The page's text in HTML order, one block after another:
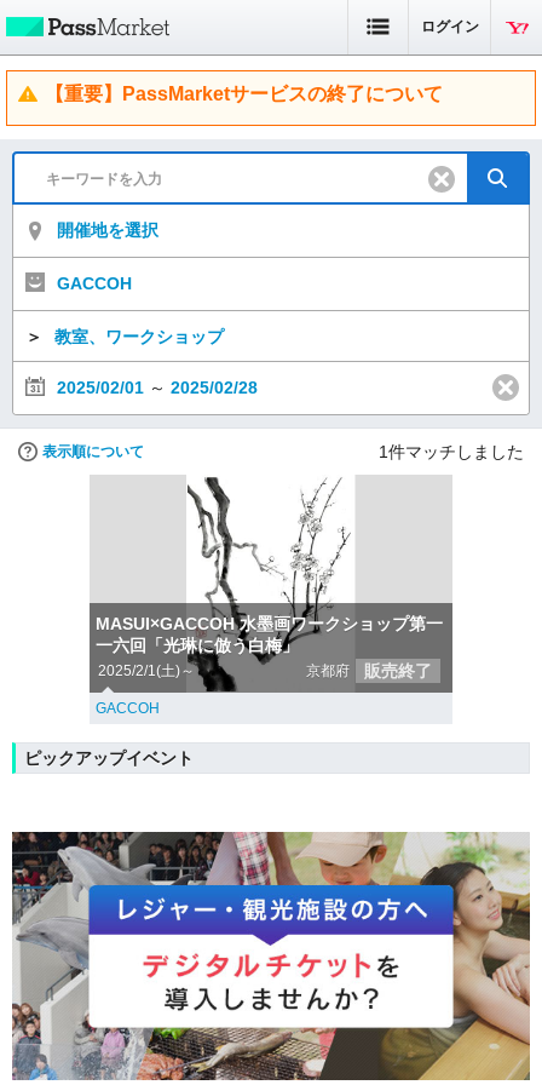
ログイン
【重要】PassMarketサービスの終了について
開催地を選択
GACCOH
＞ 教室、ワークショップ
2025/02/01 ～ 2025/02/28
表示順について 1件マッチしました
MASUI×GACCOH 水墨画ワークショップ第一
一六回「光琳に倣う白梅」
2025/2/1(土)～ 京都府 販売終了
GACCOH
ピックアップイベント